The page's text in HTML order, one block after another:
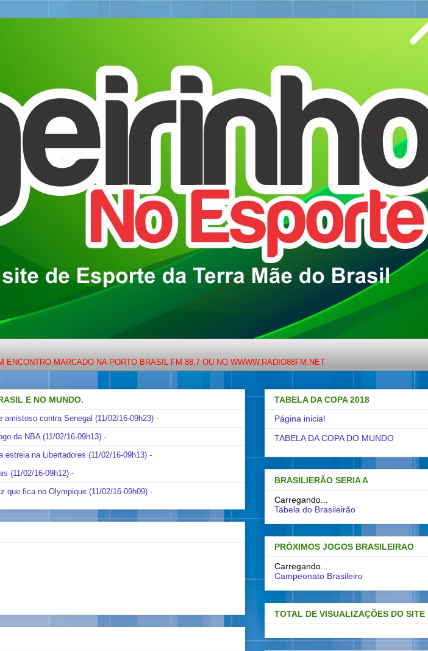
MARCADO NA PORTO BRASIL FM 88,7 OU NO WWWW.RADIO88FM.NET
E NO MUNDO.
contra Senegal (11/02/16-09h23) -
da NBA (11/02/16-09h13) -
na Libertadores (11/02/16-09h13) -
(11/02/16-09h12) -
que fica no Olympique (11/02/16-09h09) -
TABELA DA COPA 2018
Página inicial
TABELA DA COPA DO MUNDO
BRASILIERÃO SERIA A
Carregando...
Tabela do Brasileirão
PRÓXIMOS JOGOS BRASILEIRAO
Carregando...
Campeonato Brasileiro
TOTAL DE VISUALIZAÇÕES DO SITE